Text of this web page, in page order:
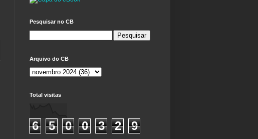
Pesquisar no CB
Arquivo do CB
Total visitas
6 5 0 0 3 2 9